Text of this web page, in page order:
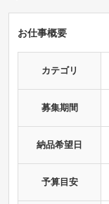
お仕事概要
カテゴリ
募集期間
納品希望日
予算目安